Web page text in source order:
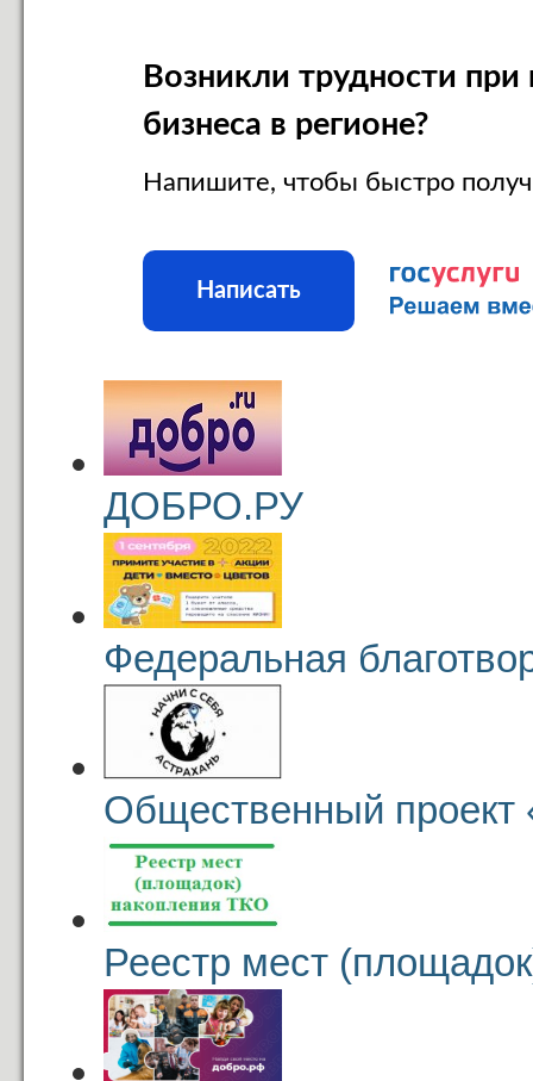
Возникли трудности при
бизнеса в регионе?
Напишите, чтобы быстро
Написать
ДОБРО.РУ
Федеральная
Общественный проект
Реестр мест